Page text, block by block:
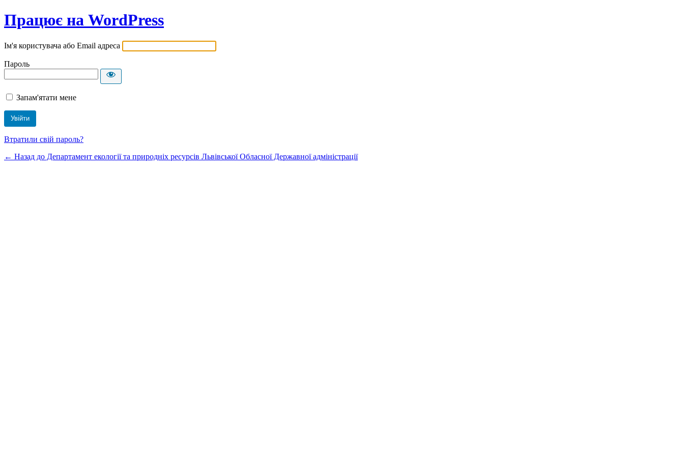
Працює на WordPress
Ім'я користувача або Email адреса
Пароль
Запам'ятати мене
Втратили свій пароль?
← Назад до Департамент екології та природніх ресурсів Львівської Обласної Державної адміністрації